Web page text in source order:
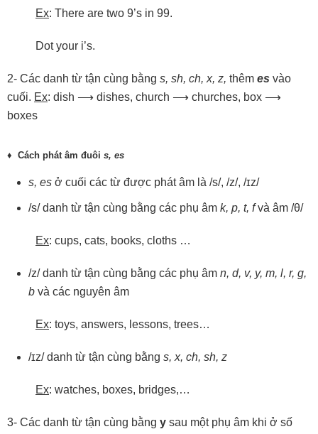
Ex: There are two 9’s in 99.
Dot your i’s.
2- Các danh từ tận cùng bằng s, sh, ch, x, z, thêm es vào
cuối. Ex: dish ⟶ dishes, church ⟶ churches, box ⟶
boxes
♦ Cách phát âm đuôi s, es
s, es ở cuối các từ được phát âm là /s/, /z/, /ɪz/
/s/ danh từ tận cùng bằng các phụ âm k, p, t, fvà âm /θ/
Ex: cups, cats, books, cloths …
/z/ danh từ tận cùng bằng các phụ âm n, d, v, y, m, l, r, g,
b và các nguyên âm
Ex: toys, answers, lessons, trees…
/ɪz/ danh từ tận cùng bằng s, x, ch, sh, z
Ex: watches, boxes, bridges,…
3- Các danh từ tận cùng bằng y sau một phụ âm khi ở số